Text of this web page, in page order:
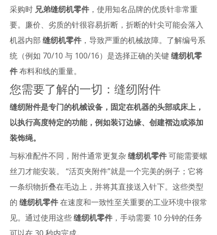
采购时 兄弟缝纫机零件 ，使用知名品牌的优质针非常重
要。廉价、劣质的针很容易折断，折断的针尖可能会落入
机器内部 缝纫机零件 ，导致严重的机械故障。了解编号系
统（例如 70/10 与 100/16）是选择正确的关键缝纫机零
件布料和线的重量。
您需要了解的一切：缝纫附件
缝纫附件是专门的机械设备，固定在机器的头部或床上，
以执行高度特定的功能，例如装订边缘、创建褶边或添加
装饰绳。
与标准配件不同，附件通常更复杂缝纫机零件可能需要螺
丝刀才能安装。 “活页夹附件”就是一个完美的例子；它将
一条织物折叠在毛边上，并将其直接送入针下。这些类型
的 缝纫机零件在速度和一致性至关重要的工业环境中很常
见。通过使用这些缝纫机零件 ，手动需要 10 分钟的任务